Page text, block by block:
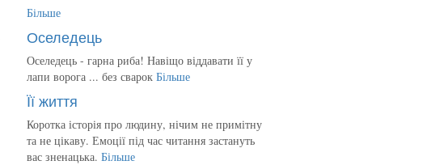
Більше
Оселедець
Оселедець - гарна риба! Навіщо віддавати її у
лапи ворога ... без сварок Більше
Її життя
Коротка історія про людину, нічим не примітну
та не цікаву. Емоції під час читання застануть
вас зненацька. Більше